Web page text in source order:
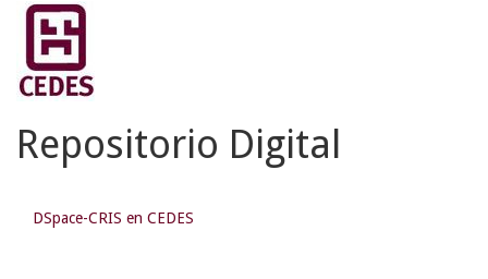
Repositorio Digital
DSpace-CRIS en CEDES